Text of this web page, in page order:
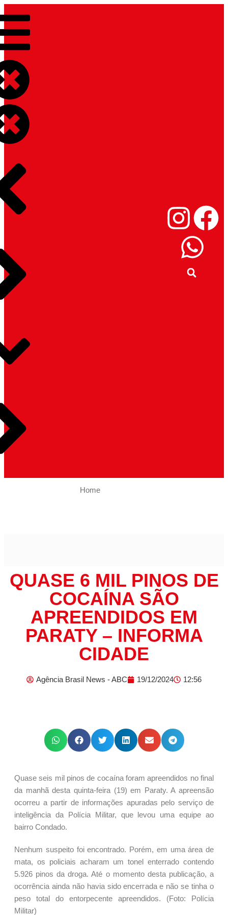
Home
QUASE 6 MIL PINOS DE
COCAÍNA SÃO
APREENDIDOS EM
PARATY – INFORMA
CIDADE
Agência Brasil News - ABC 19/12/2024 12:56
Quase seis mil pinos de cocaína foram apreendidos no final
da manhã desta quinta-feira (19) em Paraty. A apreensão
ocorreu a partir de informações apuradas pelo serviço de
inteligência da Polícia Militar, que levou uma equipe ao
bairro Condado.
Nenhum suspeito foi encontrado. Porém, em uma área de
mata, os policiais acharam um tonel enterrado contendo
5.926 pinos da droga. Até o momento desta publicação, a
ocorrência ainda não havia sido encerrada e não se tinha o
peso total do entorpecente apreendidos. (Foto: Polícia
Militar)